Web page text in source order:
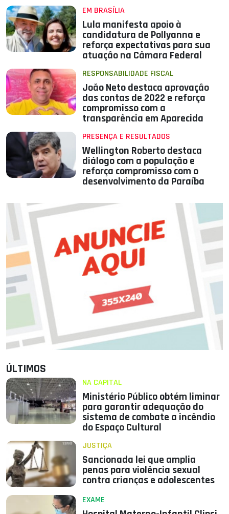
EM BRASÍLIA
Lula manifesta apoio à
candidatura de Pollyanna e
reforça expectativas para sua
atuação na Câmara Federal
RESPONSABILIDADE FISCAL
João Neto destaca aprovação
das contas de 2022 e reforça
compromisso com a
transparência em Aparecida
PRESENÇA E RESULTADOS
Wellington Roberto destaca
diálogo com a população e
reforça compromisso com o
desenvolvimento da Paraíba
ÚLTIMOS
NA CAPITAL
Ministério Público obtém liminar
para garantir adequação do
sistema de combate a incêndio
do Espaço Cultural
JUSTIÇA
Sancionada lei que amplia
penas para violência sexual
contra crianças e adolescentes
EXAME